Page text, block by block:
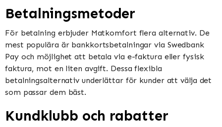
Betalningsmetoder
För betalning erbjuder Matkomfort flera alternativ. De
mest populära är bankkortsbetalningar via Swedbank
Pay och möjlighet att betala via e-faktura eller fysisk
faktura, mot en liten avgift. Dessa flexibla
betalningsalternativ underlättar för kunder att välja det
som passar dem bäst​​.
Kundklubb och rabatter